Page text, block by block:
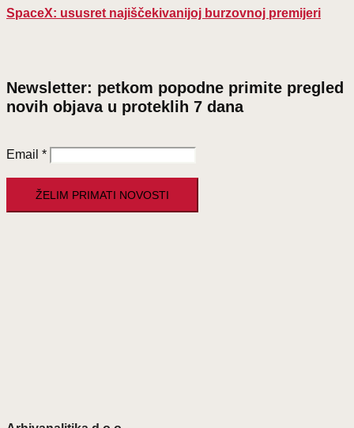
SpaceX: ususret najiščekivanijoj burzovnoj premijeri
Newsletter: petkom popodne primite pregled
novih objava u proteklih 7 dana
Email *